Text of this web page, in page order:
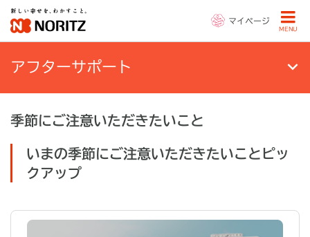
マイページ
MENU
アフターサポート
季節にご注意いただきたいこと
いまの季節にご注意いただきたいことピッ
クアップ